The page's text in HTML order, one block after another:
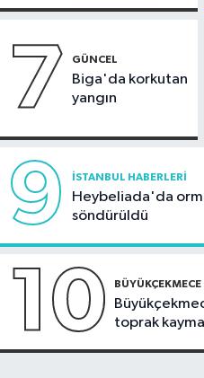
kavga
7 GÜNCEL
Biga'da korkutan
yangın
9 İSTANBUL HABERLERI
Heybeliada'da
söndürüldü
10 BÜYÜKÇEKMECE
toprak